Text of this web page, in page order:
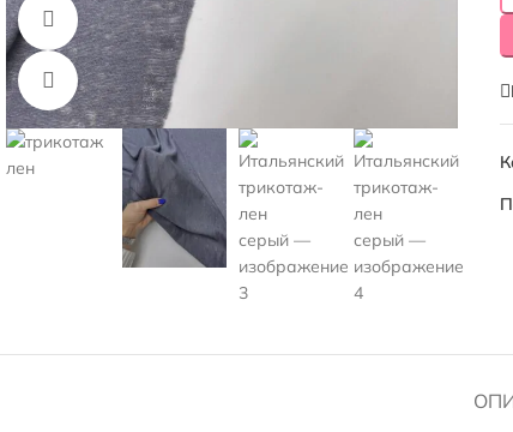
Смотреть видео
Нажмите, чтобы увеличить